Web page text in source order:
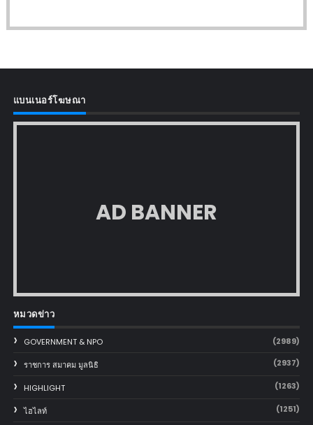
แบนเนอร์โฆษณา
AD BANNER
หมวดข่าว
GOVERNMENT & NPO (2989)
ราชการ สมาคม มูลนิธิ (2937)
HIGHLIGHT (1263)
ไฮไลท์ (1251)